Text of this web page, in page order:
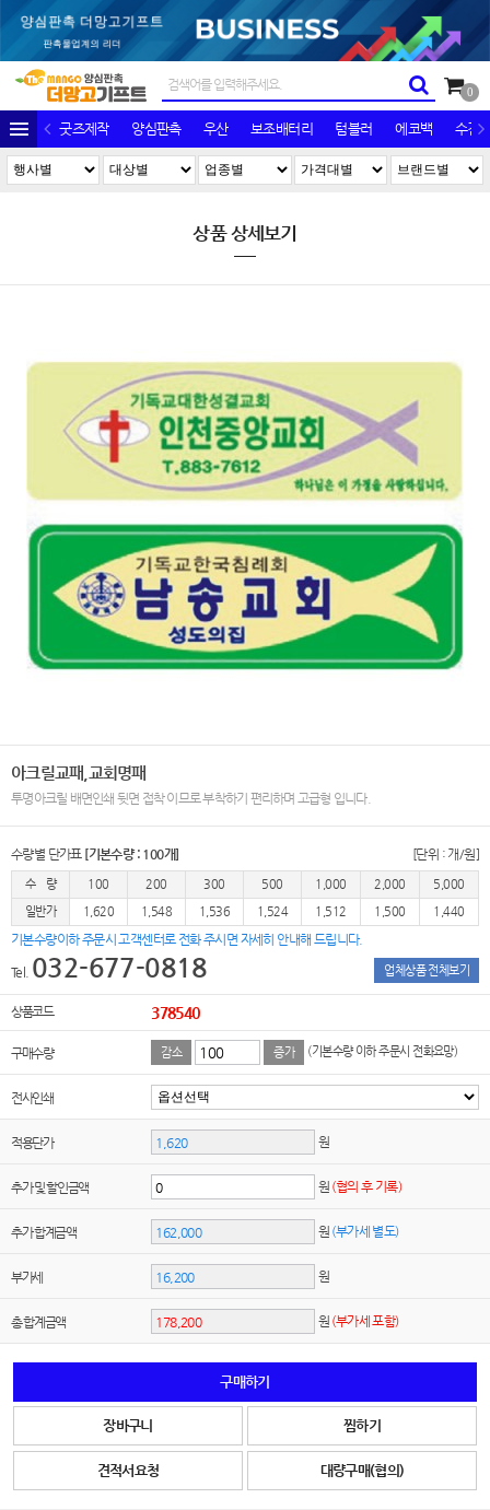
0
굿즈제작 양심판촉 우산 보조배터리 텀블러 에코백 수건/
상품 상세보기
아크릴교패,교회명패
투명아크릴 배면인쇄 뒷면 접착 이므로 부착하기 편리하며 고급형 입니다.
수량별 단가표 [기본수량 : 100개] [단위 : 개/원]
수 량 100 200 300 500 1,000 2,000
5,000
일반가
1,620 1,548 1,536 1,524 1,512 1,500 1,440
기본수량이하 주문시 고객센터로 전화 주시면 자세히 안내해 드립니다.
Tel. 032-677-0818 업체상품 전체보기
상품코드 378540
구매수량 감소 증가 (기본수량 이하 주문시 전화요망)
전사인쇄
적용단가 원
추가 및 할인금액 원 (협의 후 기록)
추가 합계금액 원 (부가세 별도)
부가세 원
총 합계금액 원 (부가세 포함)
구매하기
장바구니 찜하기
견적서요청 대량구매(협의)